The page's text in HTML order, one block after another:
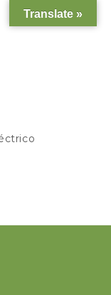
Translate »